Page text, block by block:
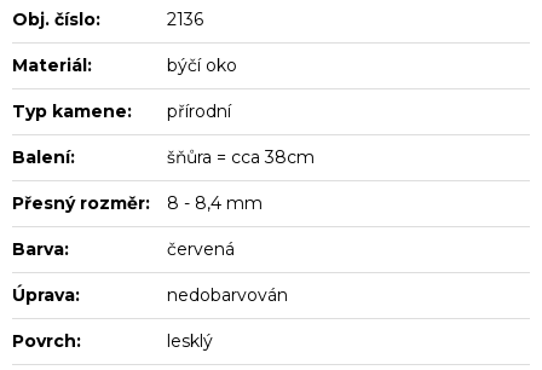
Obj. číslo: 2136
Materiál: býčí oko
Typ kamene: přírodní
Balení: šňůra = cca 38cm
Přesný rozměr: 8 - 8,4 mm
Barva: červená
Úprava: nedobarvován
Povrch: lesklý